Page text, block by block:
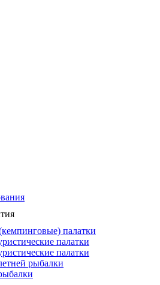
палатки
палатки
палатки
рыбалки